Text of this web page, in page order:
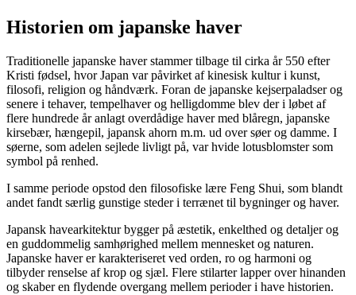
Historien om japanske haver
Traditionelle japanske haver stammer tilbage til cirka år 550 efter
Kristi fødsel, hvor Japan var påvirket af kinesisk kultur i kunst,
filosofi, religion og håndværk. Foran de japanske kejserpaladser og
senere i tehaver, tempelhaver og helligdomme blev der i løbet af
flere hundrede år anlagt overdådige haver med blåregn, japanske
kirsebær, hængepil, japansk ahorn m.m. ud over søer og damme. I
søerne, som adelen sejlede livligt på, var hvide lotusblomster som
symbol på renhed.
I samme periode opstod den filosofiske lære Feng Shui, som blandt
andet fandt særlig gunstige steder i terrænet til bygninger og haver.
Japansk havearkitektur bygger på æstetik, enkelthed og detaljer og
en guddommelig samhørighed mellem mennesket og naturen.
Japanske haver er karakteriseret ved orden, ro og harmoni og
tilbyder renselse af krop og sjæl. Flere stilarter lapper over hinanden
og skaber en flydende overgang mellem perioder i have historien.